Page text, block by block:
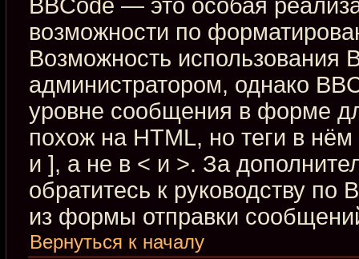
BBCode — это особая
возможности по
Возможность использования
администратором, однако
уровне сообщения в форме
похож на HTML, но теги в
и ], а не в < и >. За
обратитесь к руководству по
из формы отправки
Вернуться к началу